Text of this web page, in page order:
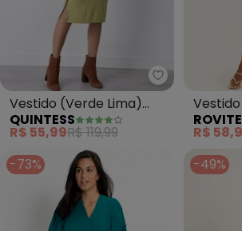
Quintess -
Vestido (Verde Lima)
com Torção no Decote
QUINTESS
R$ 55,99R$ 119,99 R$
-73%
-49%